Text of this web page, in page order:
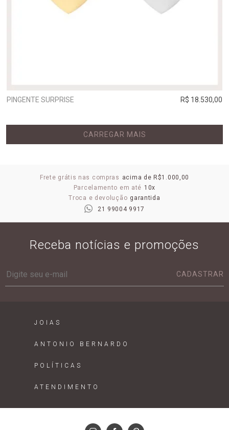
PINGENTE SURPRISE R$ 18.530,00
CARREGAR MAIS
Frete grátis nas compras acima de R$1.000,00
Parcelamento em até 10x
Troca e devolução garantida
21 99004 9917
Receba notícias e promoções
CADASTRAR
JOIAS
ANTONIO BERNARDO
POLÍTICAS
ATENDIMENTO